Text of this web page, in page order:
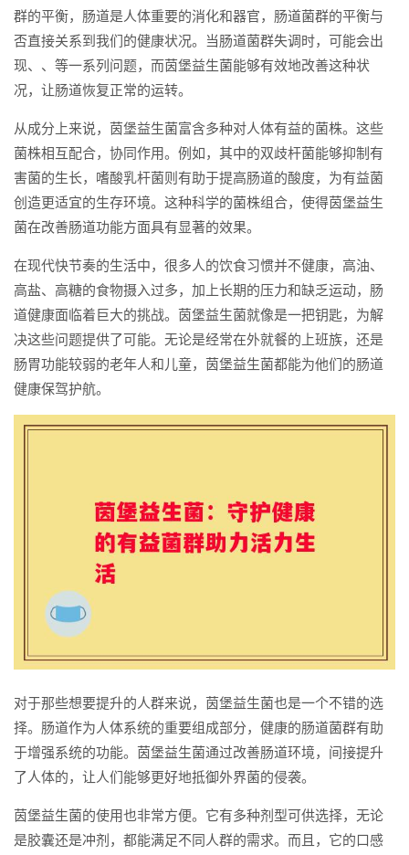
群的平衡，肠道是人体重要的消化和器官，肠道菌群的平衡与
否直接关系到我们的健康状况。当肠道菌群失调时，可能会出
现、、等一系列问题，而茵堡益生菌能够有效地改善这种状
况，让肠道恢复正常的运转。
从成分上来说，茵堡益生菌富含多种对人体有益的菌株。这些
菌株相互配合，协同作用。例如，其中的双歧杆菌能够抑制有
害菌的生长，嗜酸乳杆菌则有助于提高肠道的酸度，为有益菌
创造更适宜的生存环境。这种科学的菌株组合，使得茵堡益生
菌在改善肠道功能方面具有显著的效果。
在现代快节奏的生活中，很多人的饮食习惯并不健康，高油、
高盐、高糖的食物摄入过多，加上长期的压力和缺乏运动，肠
道健康面临着巨大的挑战。茵堡益生菌就像是一把钥匙，为解
决这些问题提供了可能。无论是经常在外就餐的上班族，还是
肠胃功能较弱的老年人和儿童，茵堡益生菌都能为他们的肠道
健康保驾护航。
对于那些想要提升的人群来说，茵堡益生菌也是一个不错的选
择。肠道作为人体系统的重要组成部分，健康的肠道菌群有助
于增强系统的功能。茵堡益生菌通过改善肠道环境，间接提升
了人体的，让人们能够更好地抵御外界菌的侵袭。
茵堡益生菌的使用也非常方便。它有多种剂型可供选择，无论
是胶囊还是冲剂，都能满足不同人群的需求。而且，它的口感